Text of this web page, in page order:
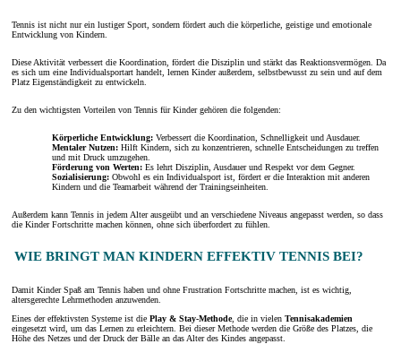
Tennis ist nicht nur ein lustiger Sport, sondern fördert auch die körperliche, geistige und emotionale
Entwicklung von Kindern.
Diese Aktivität verbessert die Koordination, fördert die Disziplin und stärkt das Reaktionsvermögen. Da
es sich um eine Individualsportart handelt, lernen Kinder außerdem, selbstbewusst zu sein und auf dem
Platz Eigenständigkeit zu entwickeln.
Zu den wichtigsten Vorteilen von Tennis für Kinder gehören die folgenden:
Körperliche Entwicklung: Verbessert die Koordination, Schnelligkeit und Ausdauer.
Mentaler Nutzen: Hilft Kindern, sich zu konzentrieren, schnelle Entscheidungen zu treffen
und mit Druck umzugehen.
Förderung von Werten: Es lehrt Disziplin, Ausdauer und Respekt vor dem Gegner.
Sozialisierung: Obwohl es ein Individualsport ist, fördert er die Interaktion mit anderen
Kindern und die Teamarbeit während der Trainingseinheiten.
Außerdem kann Tennis in jedem Alter ausgeübt und an verschiedene Niveaus angepasst werden, so dass
die Kinder Fortschritte machen können, ohne sich überfordert zu fühlen.
WIE BRINGT MAN KINDERN EFFEKTIV TENNIS BEI?
Damit Kinder Spaß am Tennis haben und ohne Frustration Fortschritte machen, ist es wichtig,
altersgerechte Lehrmethoden anzuwenden.
Eines der effektivsten Systeme ist die Play & Stay-Methode, die in vielen Tennisakademien
eingesetzt wird, um das Lernen zu erleichtern. Bei dieser Methode werden die Größe des Platzes, die
Höhe des Netzes und der Druck der Bälle an das Alter des Kindes angepasst.